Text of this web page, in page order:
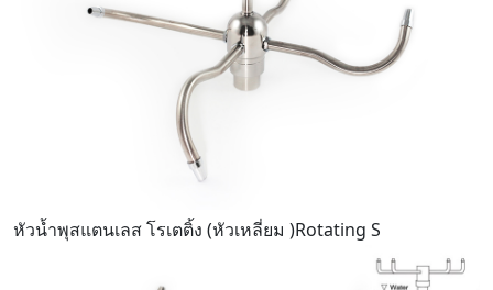
หัวน้ำพุสแตนเลส โรเตติ้ง (หัวเหลี่ยม )Rotating S